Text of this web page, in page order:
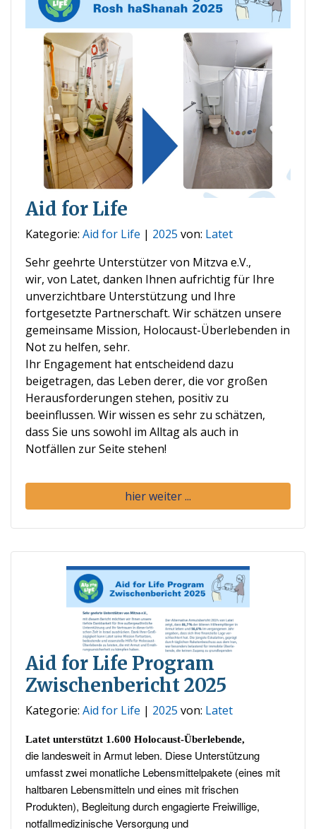
Aid for Life
Kategorie: Aid for Life | 2025 von: Latet
Sehr geehrte Unterstützer von Mitzva e.V.,
wir, von Latet, danken Ihnen aufrichtig für Ihre
unverzichtbare Unterstützung und Ihre
fortgesetzte Partnerschaft. Wir schätzen unsere
gemeinsame Mission, Holocaust-Überlebenden in
Not zu helfen, sehr.
Ihr Engagement hat entscheidend dazu
beigetragen, das Leben derer, die vor großen
Herausforderungen stehen, positiv zu
beeinflussen. Wir wissen es sehr zu schätzen,
dass Sie uns sowohl im Alltag als auch in
Notfällen zur Seite stehen!
hier weiter ...
Aid for Life Program
Zwischenbericht 2025
Kategorie: Aid for Life | 2025 von: Latet
Latet unterstützt 1.600 Holocaust-Überlebende,
die landesweit in Armut leben. Diese Unterstützung
umfasst zwei monatliche Lebensmittelpakete (eines mit
haltbaren Lebensmitteln und eines mit frischen
Produkten), Begleitung durch engagierte Freiwillige,
notfallmedizinische Versorgung und